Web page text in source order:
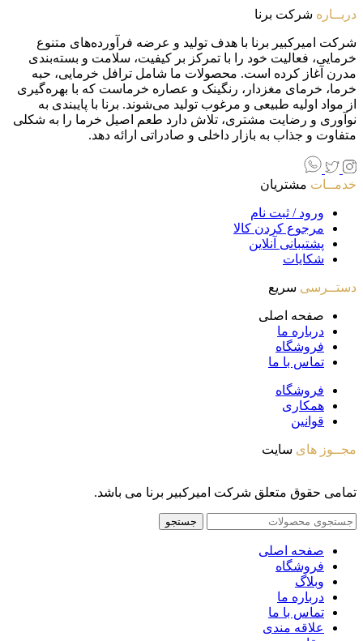
دربــاره شرکت برنا
شرکت امیرکبیر برنا با هدف تولید و عرضه فرآورده‌های متنوع
خرمایی، فعالیت خود را با تمرکز بر کیفیت، سلامت و بسته‌بندی
مدرن آغاز کرده است. محصولات ما شامل ترافل خرمایی، حبه
خرما، خرمای مغزدار، رنگینک و عصاره خرماست که با بهره‌گیری
از مواد اولیه طبیعی و مرغوب تولید می‌شوند. برنا با پایبندی به
نوآوری و رضایت مشتری، تلاش دارد طعم اصیل خرما را به شکلی
متفاوت و جذاب به بازار داخلی و صادراتی ارائه دهد.
خدمــات مشتریان
ورود / ثبت نام
مرجوع کردن کالا
پشتیبانی آنلاین
شکایات
دستــرسی سریع
صفحه اصلی
درباره ما
فروشگاه
تماس با ما
فروشگاه
همکاری
قوانین
مجــوز های سایت
تمامی حقوق متعلق شرکت امیرکبیر برنا می باشد.
جستجو
صفحه اصلی
فروشگاه
وبلاگ
درباره ما
تماس با ما
علاقه مندی